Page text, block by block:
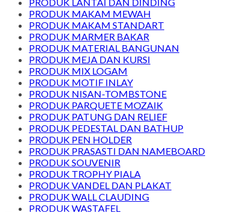
PRODUK MAKAM MEWAH
PRODUK MAKAM STANDART
PRODUK MARMER BAKAR
PRODUK MATERIAL BANGUNAN
PRODUK MEJA DAN KURSI
PRODUK MIX LOGAM
PRODUK MOTIF INLAY
PRODUK NISAN-TOMBSTONE
PRODUK PARQUETE MOZAIK
PRODUK PATUNG DAN RELIEF
PRODUK PEDESTAL DAN BATHUP
PRODUK PEN HOLDER
PRODUK PRASASTI DAN NAMEBOARD
PRODUK SOUVENIR
PRODUK TROPHY PIALA
PRODUK VANDEL DAN PLAKAT
PRODUK WALL CLAUDING
PRODUK WASTAFEL